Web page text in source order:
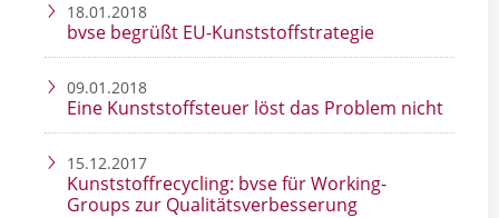
18.01.2018
bvse begrüßt EU-Kunststoffstrategie
09.01.2018
Eine Kunststoffsteuer löst das Problem nicht
15.12.2017
Kunststoffrecycling: bvse für Working-
Groups zur Qualitätsverbesserung